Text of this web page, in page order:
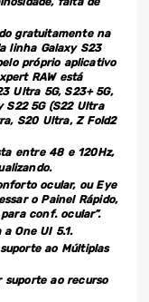
gratuitamente na
linha Galaxy S23
próprio aplicativo
RAW está
Ultra 5G, S23+ 5G,
S22 5G (S22 Ultra
S20 Ultra, Z Fold2
entre 48 e 120Hz,
ocular, ou Eye
o Painel Rápido,
conf. ocular”.
One UI 5.1.
ao Múltiplas
ao recurso